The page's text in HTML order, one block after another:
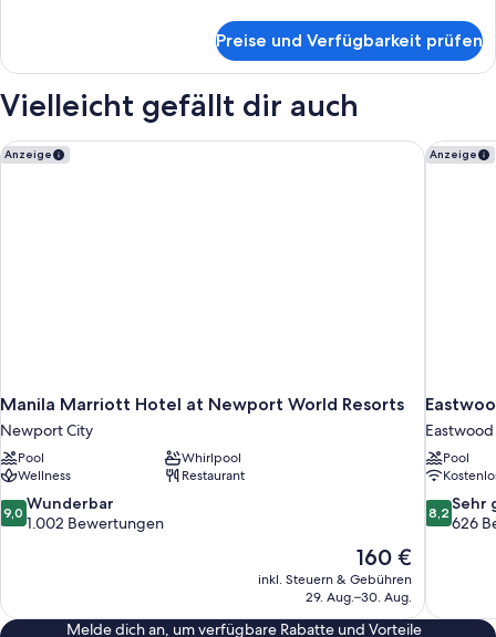
Executive)
Suite,
Bett
Executive)
Preise und Verfügbarkeit prüfen
Vielleicht gefällt dir auch
Anzeige
Manila Marriott Hotel at Newport World Resorts
Newport City
Pool
Whirlpool
Wellness
Restaurant
9.0
von
Bewertungen
9,0 Wunderbar
1.002 Bewertungen
Der
Preis
beträgt
160 €
inkl. Steuern & Gebühren
29. Aug.–30. Aug.
Manila Marriott Hotel at Newport World Resorts Anzeige
Eastwood
Pool
8.2
von
626
8,2 Sehr
626
Melde dich an, um verfügbare Rabatte und Vorteile